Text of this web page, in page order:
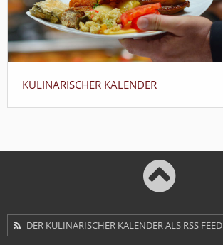
KULINARISCHER KALENDER
DER KULINARISCHER KALENDER ALS RSS FEED